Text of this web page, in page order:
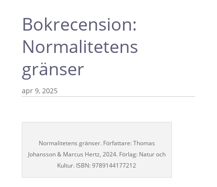
Bokrecension:
Normalitetens
gränser
apr 9, 2025
Normalitetens gränser. Författare: Thomas
Johansson & Marcus Hertz, 2024. Förlag: Natur och
Kultur. ISBN: 9789144177212